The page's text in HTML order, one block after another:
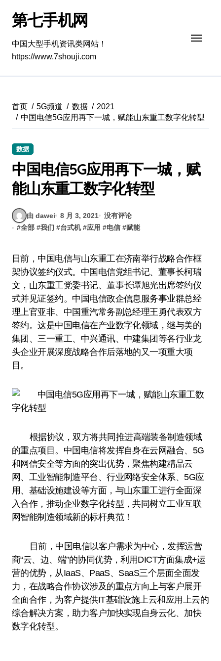
第七手机网
中国大型手机资讯类网站！
https://www.7shouji.com
首页 5G频道 数据
2021
中国电信5G应用再下一城，赋能山东重工数字化转型
数据
中国电信5G应用再下一城，赋
能山东重工数字化转型
由 dawei 8 月 3, 2021
没有评论
#全部 #我们 #台式机 #应用 #电信 #赋能
日前，中国电信与山东重工在济南举行战略合作框
架协议签约仪式。中国电信党组书记、董事长柯瑞
文，山东重工党委书记、董事长谭旭光出席签约仪
式并见证签约。中国电信政企信息服务事业群总经
理上官亚非、中国重汽常务副总经理王勇代表双方
签约。这是中国电信在产业数字化领域，继与美的
集团、三一重工、中兴通讯、中建集团等各行业龙
头企业开展深度战略合作后落地的又一项重大项
目。
根据协议，双方将共同推进高端装备制造领域
的重点项目。中国电信将发挥自身在云网融合、5G
和网信安全等方面的突出优势，聚焦构建精品云
网、工业智能制造平台、行业网络安全体系、5G应
用、基础设施建设等方面，与山东重工进行全面深
入合作，推动企业数字化转型，共同树立工业互联
网智能制造领域新的标杆典范！
目前，中国电信以客户需求为中心，发挥运营
商“云、边、端”的协同优势，利用DICT方面集成+运
营的优势，从IaaS、PaaS、SaaS三个层面全面发
力，在战略合作协议涉及的重点方向上与客户展开
全面合作，为客户提供IT基础设施上云和应用上云的
综合解决方案，助力客户加快实现自身云化、加快
数字化转型。